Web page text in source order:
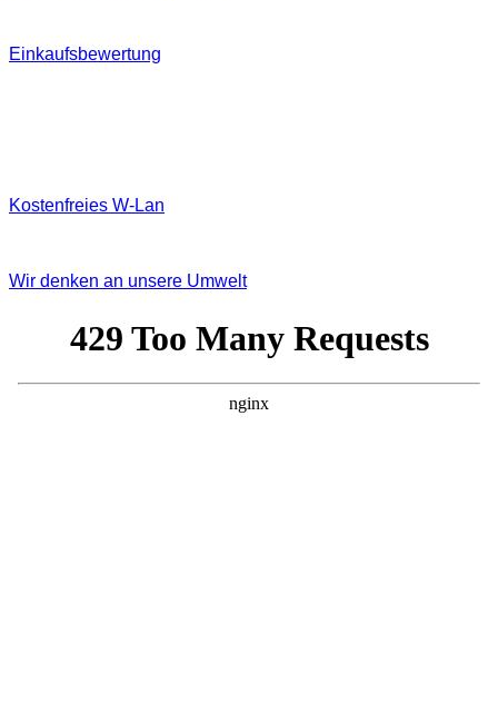
Einkaufsbewertung
Kostenfreies W‐Lan
Wir denken an unsere Umwelt